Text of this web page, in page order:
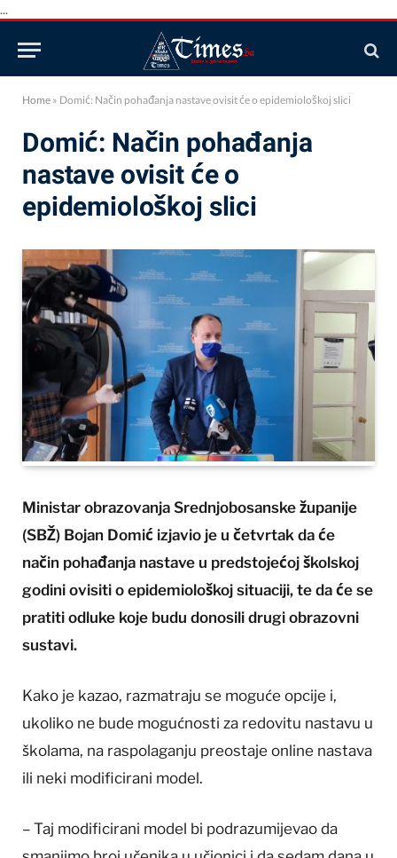
...
Home » Domić: Način pohađanja nastave ovisit će o epidemiološkoj slici
Domić: Način pohađanja
nastave ovisit će o
epidemiološkoj slici
Ministar obrazovanja Srednjobosanske županije
(SBŽ) Bojan Domić izjavio je u četvrtak da će
način pohađanja nastave u predstojećoj školskoj
godini ovisiti o epidemiološkoj situaciji, te da će se
pratiti odluke koje budu donosili drugi obrazovni
sustavi.
Kako je kazao, razmatraju se moguće opcije i,
ukoliko ne bude mogućnosti za redovitu nastavu u
školama, na raspolaganju preostaje online nastava
ili neki modificirani model.
– Taj modificirani model bi podrazumijevao da